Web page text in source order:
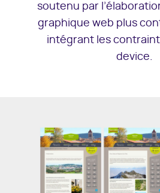
soutenu par
graphique web plus
intégrant les
device.